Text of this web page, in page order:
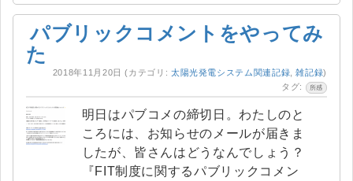
パブリックコメントをやってみ
た
2018年11月20日 (カテゴリ: 太陽光発電システム関連記録 ,雑記録)
タグ:
所感
明日はパブコメの締切日。わたしのと
ころには、お知らせのメールが届きま
したが、皆さんはどうなんでしょう？
『FIT制度に関するパブリックコメン